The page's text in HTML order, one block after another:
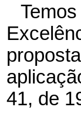
41, de